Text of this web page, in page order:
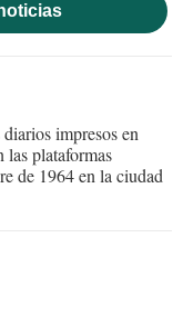
impresos en
las plataformas
de 1964 en la ciudad